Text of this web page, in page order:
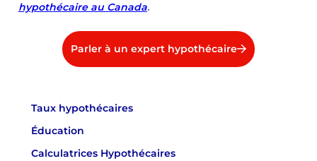
hypothécaire au Canada.
Parler à un expert hypothécaire
Taux hypothécaires
Éducation
Calculatrices Hypothécaires